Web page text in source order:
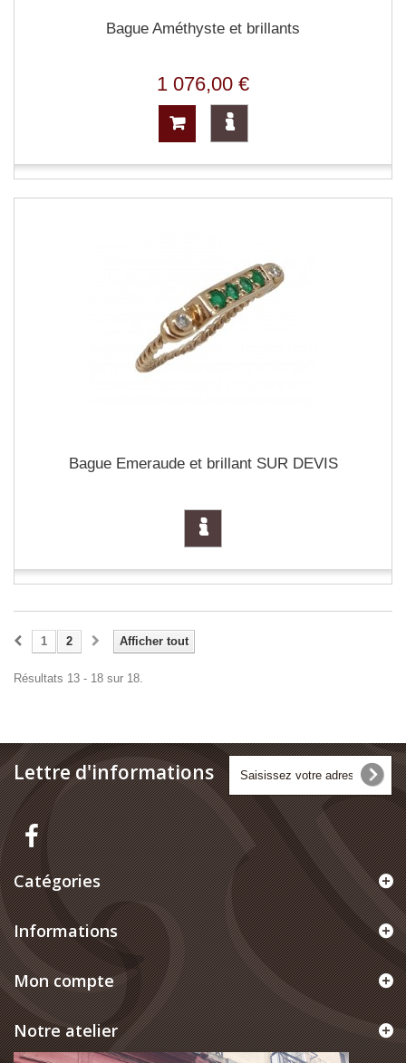
Bague Améthyste et brillants
1 076,00 €
Bague Emeraude et brillant SUR DEVIS
Afficher tout
1 2
Résultats 13 - 18 sur 18.
Lettre d'informations
Catégories
Informations
Mon compte
Notre atelier